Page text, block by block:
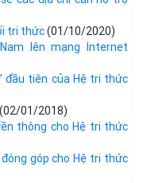
tri thức(01/10/2020)
lên mạng Internet
đầu tiên của Hệ tri thức
(02/01/2018)
thông cho Hệ tri thức
góp cho Hệ tri thức